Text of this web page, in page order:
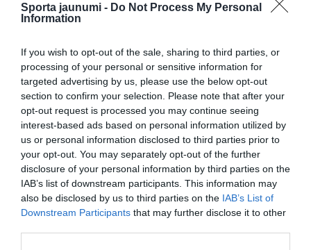
Sporta jaunumi - Do Not Process My Personal
Information
If you wish to opt-out of the sale, sharing to third parties, or
processing of your personal or sensitive information for
targeted advertising by us, please use the below opt-out
section to confirm your selection. Please note that after your
opt-out request is processed you may continue seeing
interest-based ads based on personal information utilized by
us or personal information disclosed to third parties prior to
your opt-out. You may separately opt-out of the further
disclosure of your personal information by third parties on the
IAB’s list of downstream participants. This information may
also be disclosed by us to third parties on the IAB’s List of
Downstream Participants that may further disclose it to other